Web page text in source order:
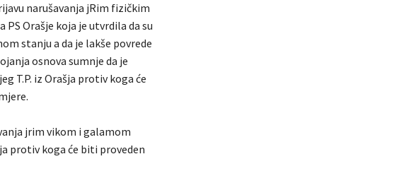
narušavanja jRim fizičkim
Orašje koja je utvrdila da su
stanju a da je lakše povrede
osnova sumnje da je
T.P. iz Orašja protiv koga će
jrim vikom i galamom
protiv koga će biti proveden